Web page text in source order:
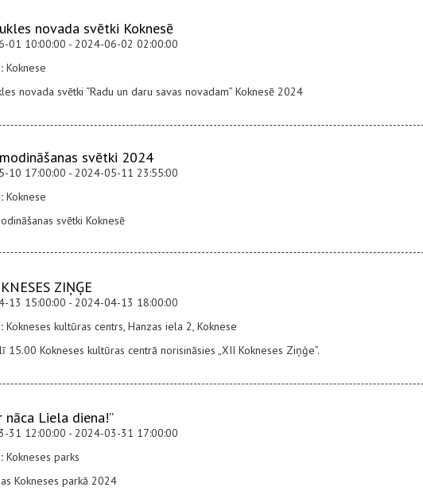
novada svētki Koknesē
01 10:00:00 - 2024-06-02 02:00:00
Koknese
novada svētki “Radu un daru savas novadam” Koknesē 2024
svētki 2024
10 17:00:00 - 2024-05-11 23:55:00
Koknese
svētki Koknesē
ZIŅĢE
13 15:00:00 - 2024-04-13 18:00:00
Kokneses kultūras centrs, Hanzas iela 2, Koknese
15.00 Kokneses kultūras centrā norisināsies „XII Kokneses Ziņģe”.
nāca Liela diena!”
31 12:00:00 - 2024-03-31 17:00:00
Kokneses parks
Kokneses parkā 2024